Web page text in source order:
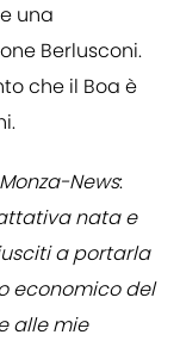
una
Berlusconi.
che il Boa è
Monza-News:
nata e
a portarla
economico del
alle mie